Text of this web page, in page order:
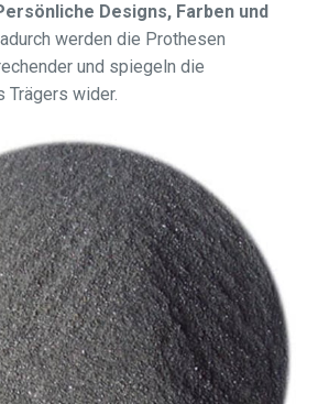
Designs, Farben und
werden die Prothesen
und spiegeln die
Trägers wider.